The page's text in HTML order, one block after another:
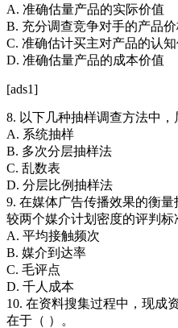
A. 准确估量产品的实际价值
B. 充分调查竞争对手的产品价
C. 准确估计买主对产品的认
D. 准确估量产品的成本价值
[ads1]
8. 以下几种抽样调查方法中，
A. 系统抽样
B. 多次分层抽样法
C. 乱数表
D. 分层比例抽样法
9. 在媒体广告传播效果的衡
较两个媒介计划密度的评判标
A. 平均接触频次
B. 媒介到达率
C. 毛评点
D. 千人成本
10. 在资料搜集过程中，现成
在于（ ）。